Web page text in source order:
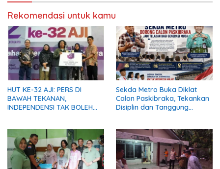
Rekomendasi untuk kamu
HUT KE-32 AJI: PERS DI
BAWAH TEKANAN,
INDEPENDENSI TAK BOLEH
Sekda Metro Buka Diklat
Calon Paskibraka, Tekankan
Disiplin dan Tanggung